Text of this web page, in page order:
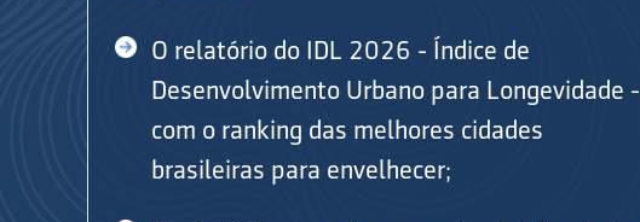
O relatório do IDL 2026 - Índice de
Desenvolvimento Urbano para Longevidade -
com o ranking das melhores cidades
brasileiras para envelhecer;